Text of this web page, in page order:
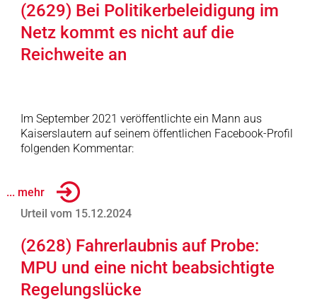
(2629) Bei Politikerbeleidigung im
Netz kommt es nicht auf die
Reichweite an
Im September 2021 veröffentlichte ein Mann aus
Kaiserslautern auf seinem öffentlichen Facebook-Profil
folgenden Kommentar:
... mehr
Urteil vom 15.12.2024
(2628) Fahrerlaubnis auf Probe:
MPU und eine nicht beabsichtigte
Regelungslücke